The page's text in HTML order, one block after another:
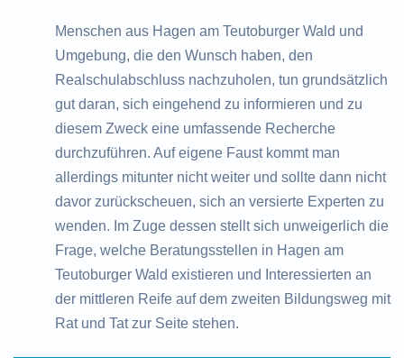
Menschen aus Hagen am Teutoburger Wald und
Umgebung, die den Wunsch haben, den
Realschulabschluss nachzuholen, tun grundsätzlich
gut daran, sich eingehend zu informieren und zu
diesem Zweck eine umfassende Recherche
durchzuführen. Auf eigene Faust kommt man
allerdings mitunter nicht weiter und sollte dann nicht
davor zurückscheuen, sich an versierte Experten zu
wenden. Im Zuge dessen stellt sich unweigerlich die
Frage, welche Beratungsstellen in Hagen am
Teutoburger Wald existieren und Interessierten an
der mittleren Reife auf dem zweiten Bildungsweg mit
Rat und Tat zur Seite stehen.